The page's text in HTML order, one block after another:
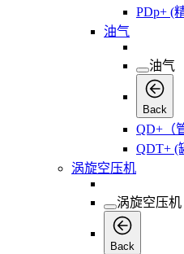
PDp+ (
油气
油气
Back
QD+（
QDT+ (
涡旋空压机
涡旋空压机
Back